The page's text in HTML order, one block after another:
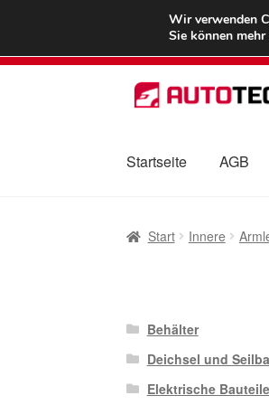
Zur
Navigation
Zum
Inhalt
Startseite AGB
Start Innere
Behälter
Deichsel und
Elektrische Bauteile
Wir verwenden
Sie können